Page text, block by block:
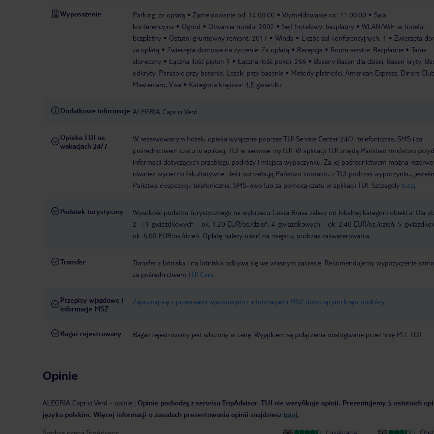
Wyposażenie Parking: za opłatą Zameldowanie od: 14:00:00 Wymeldowanie do: 11:00:00
Sala
konferencyjna
Ogród Otwarcie hotelu: 2002 Sejf hotelowy: bezpłatny
WLAN/WiFi w hotelu:
bezpłatny
Ostatni gruntowny remont: 2017 Winda Liczba sal konferencyjnych: 1
Zwierzęta
za opłatą
Zwierzęta domowe na życzenie: Za opłatą Recepcja Room service: Bezpłatnie
Taras
słoneczny
Łączna ilość pięter: 5 Łączna ilość pokoi: 266
Baseny:Basen dla dzieci, Basen kryty,
odkryty, Parasole przy basenie, Leżaki przy basenie
Metody płatności: American Express, Diners
Mastercard, Visa
Kategoria krajowa: 4,5 gwiazdki
Dodatkowe informacje ALEGRIA Caprici Verd
Opieka TUI na
wakacjach 24/7
W rezerwowanym hotelu opieka wyłącznie poprzez TUI Service Center 24/7: telefonicznie, SMS i za
pośrednictwem czatu w aplikacji TUI w serwisie myTUI. W aplikacji TUI znajdą Państwo mnóstwo
informacji dotyczących przebiegu podróży i miejsca wypoczynku. Za jej pośrednictwem można
również wycieczki fakultatywne. Jeśli potrzebują Państwo kontaktu z TUI podczas wypoczynku,
Państwa dyspozycji: telefonicznie, SMS-owo lub za pomocą czatu w aplikacji TUI. Szczegóły tutaj
Podatek turystyczny
Wysokość podatku turystycznego na wybrzeżu Costa Brava zależy od lokalnej kategorii obiektu. Dla
2- i 3-gwiazdkowych – ok. 1,20 EUR/os./dzień, 4-gwiazdkowych – ok. 2,40 EUR/os./dzień, 5-
ok. 6,00 EUR/os./dzień. Opłatę należy uiścić na miejscu, podczas zakwaterowania.
Transfer
Transfer z lotniska i na lotnisko odbywa się we własnym zakresie. Rekomendujemy wypożyczenie
za pośrednictwem TUI Cars.
Przepisy wjazdowe i
informacje MSZ
Zapoznaj się z przepisami wjazdowymi i informacjami MSZ dotyczącymi kraju podróży.
Bagaż rejestrowany Bagaż rejestrowany jest wliczony w cenę. Wyjątkiem są połączenia obsługiwane przez linię PLL LOT.
Opinie
ALEGRIA Caprici Verd - opinie | Opinie pochodzą z serwisu TripAdvisor. TUI nie weryfikuje opinii. Prezentujemy 5 ostatnich
języku polskim. Więcej informacji o zasadach prezentowania opinii znajdziesz tutaj.
Lokalizacja